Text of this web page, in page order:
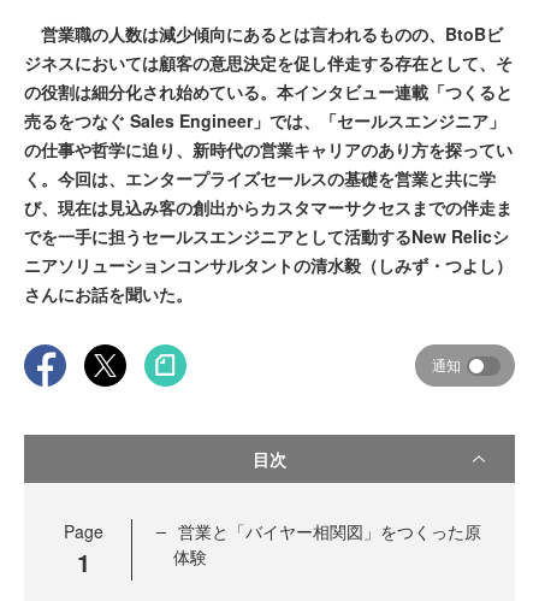
営業職の人数は減少傾向にあるとは言われるものの、BtoBビ
ジネスにおいては顧客の意思決定を促し伴走する存在として、そ
の役割は細分化され始めている。本インタビュー連載「つくると
売るをつなぐ Sales Engineer」では、「セールスエンジニア」
の仕事や哲学に迫り、新時代の営業キャリアのあり方を探ってい
く。今回は、エンタープライズセールスの基礎を営業と共に学
び、現在は見込み客の創出からカスタマーサクセスまでの伴走ま
でを一手に担うセールスエンジニアとして活動するNew Relicシ
ニアソリューションコンサルタントの清水毅（しみず・つよし）
さんにお話を聞いた。
通知
目次
Page
1
営業と「バイヤー相関図」をつくった原
体験